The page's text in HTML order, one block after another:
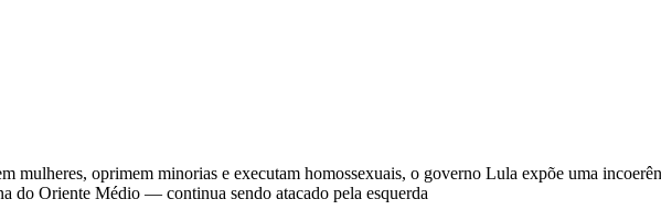
mulheres, oprimem minorias e executam homossexuais, o governo Lula expõe uma
do Oriente Médio — continua sendo atacado pela esquerda